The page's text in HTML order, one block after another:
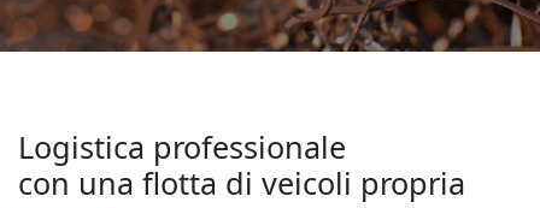
Logistica professionale
con una flotta di veicoli propria